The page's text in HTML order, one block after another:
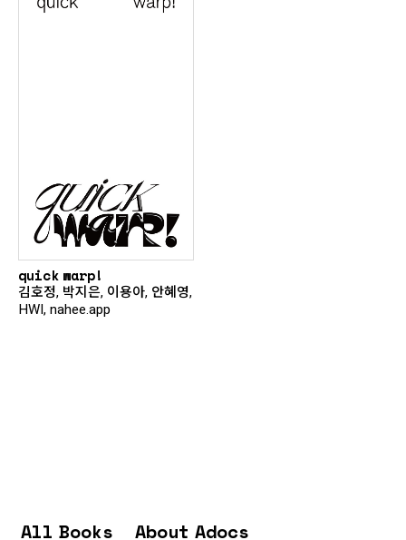
quick warp!
김호정, 박지은, 이용아, 안혜영,
HWI, nahee.app
All Books About Adocs